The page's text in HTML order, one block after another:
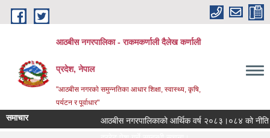
Skip to main content
आठबीस नगरपालिका - राकमकर्णाली दैलेख कर्णाली
प्रदेश, नेपाल
"आठबीस नगरकाे समुन्नतिका आधार शिक्षा, स्वास्थ्य, कृषि,
पर्यटन र पूर्वाधार"
समाचार
आठबीस नगरपालिकाको आर्थिक वर्ष २०८३।०८४ को नीति